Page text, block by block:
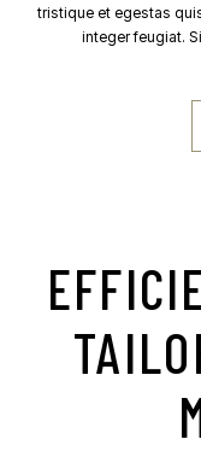
tristique et egestas
integer feugiat.